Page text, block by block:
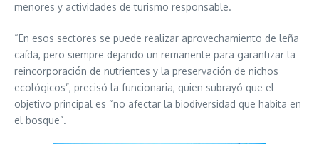
menores y actividades de turismo responsable.
“En esos sectores se puede realizar aprovechamiento de leña
caída, pero siempre dejando un remanente para garantizar la
reincorporación de nutrientes y la preservación de nichos
ecológicos”, precisó la funcionaria, quien subrayó que el
objetivo principal es “no afectar la biodiversidad que habita en
el bosque”.